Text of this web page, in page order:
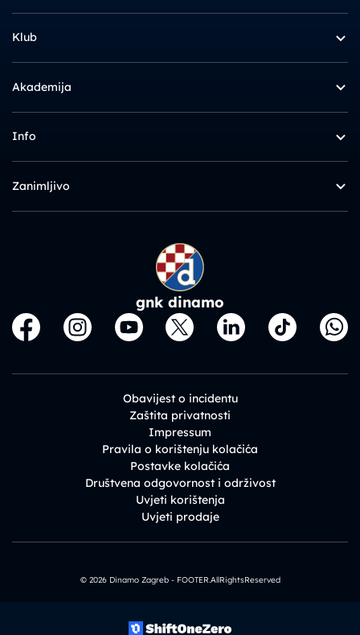
Klub
Akademija
Info
Zanimljivo
gnk dinamo
Obavijest o incidentu
Zaštita privatnosti
Impressum
Pravila o korištenju kolačića
Postavke kolačića
Društvena odgovornost i održivost
Uvjeti korištenja
Uvjeti prodaje
© 2026 Dinamo Zagreb - FOOTER.AllRightsReserved